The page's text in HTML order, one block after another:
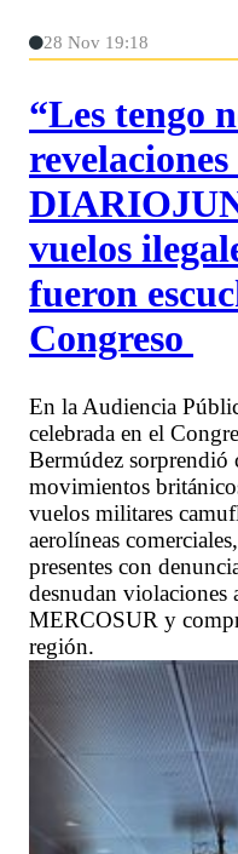
28 Nov 19:18
“Les tengo
revelaciones
vuelos
fueron
Congreso
En la Audiencia
celebrada en el
Bermúdez sorprendió
movimientos
vuelos militares
aerolíneas
presentes con
desnudan violaciones
MERCOSUR y
región.